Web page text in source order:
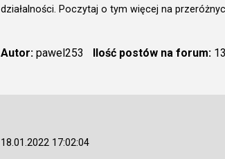
działalności. Poczytaj o tym więcej na
Autor: pawel253 Ilość postów na forum:13
18.01.2022 17:02:04